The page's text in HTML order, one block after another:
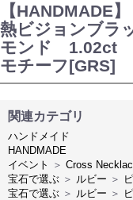
【HANDMADE
熱ビジョンブ
モンド 1.02ct
モチーフ[GRS]
関連カテゴリ
ハンドメイド
HANDMADE
イベント
＞ Cross
宝石で選ぶ ＞ ルビー ＞
宝石で選ぶ ＞ ルビー ＞